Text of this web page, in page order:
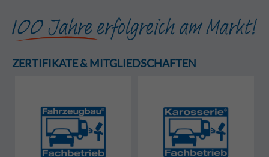
ZERTIFIKATE & MITGLIEDSCHAFTEN